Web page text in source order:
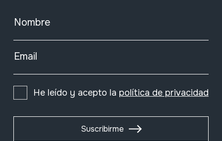
Nombre
Email
He leído y acepto la política de privacidad
Suscribirme